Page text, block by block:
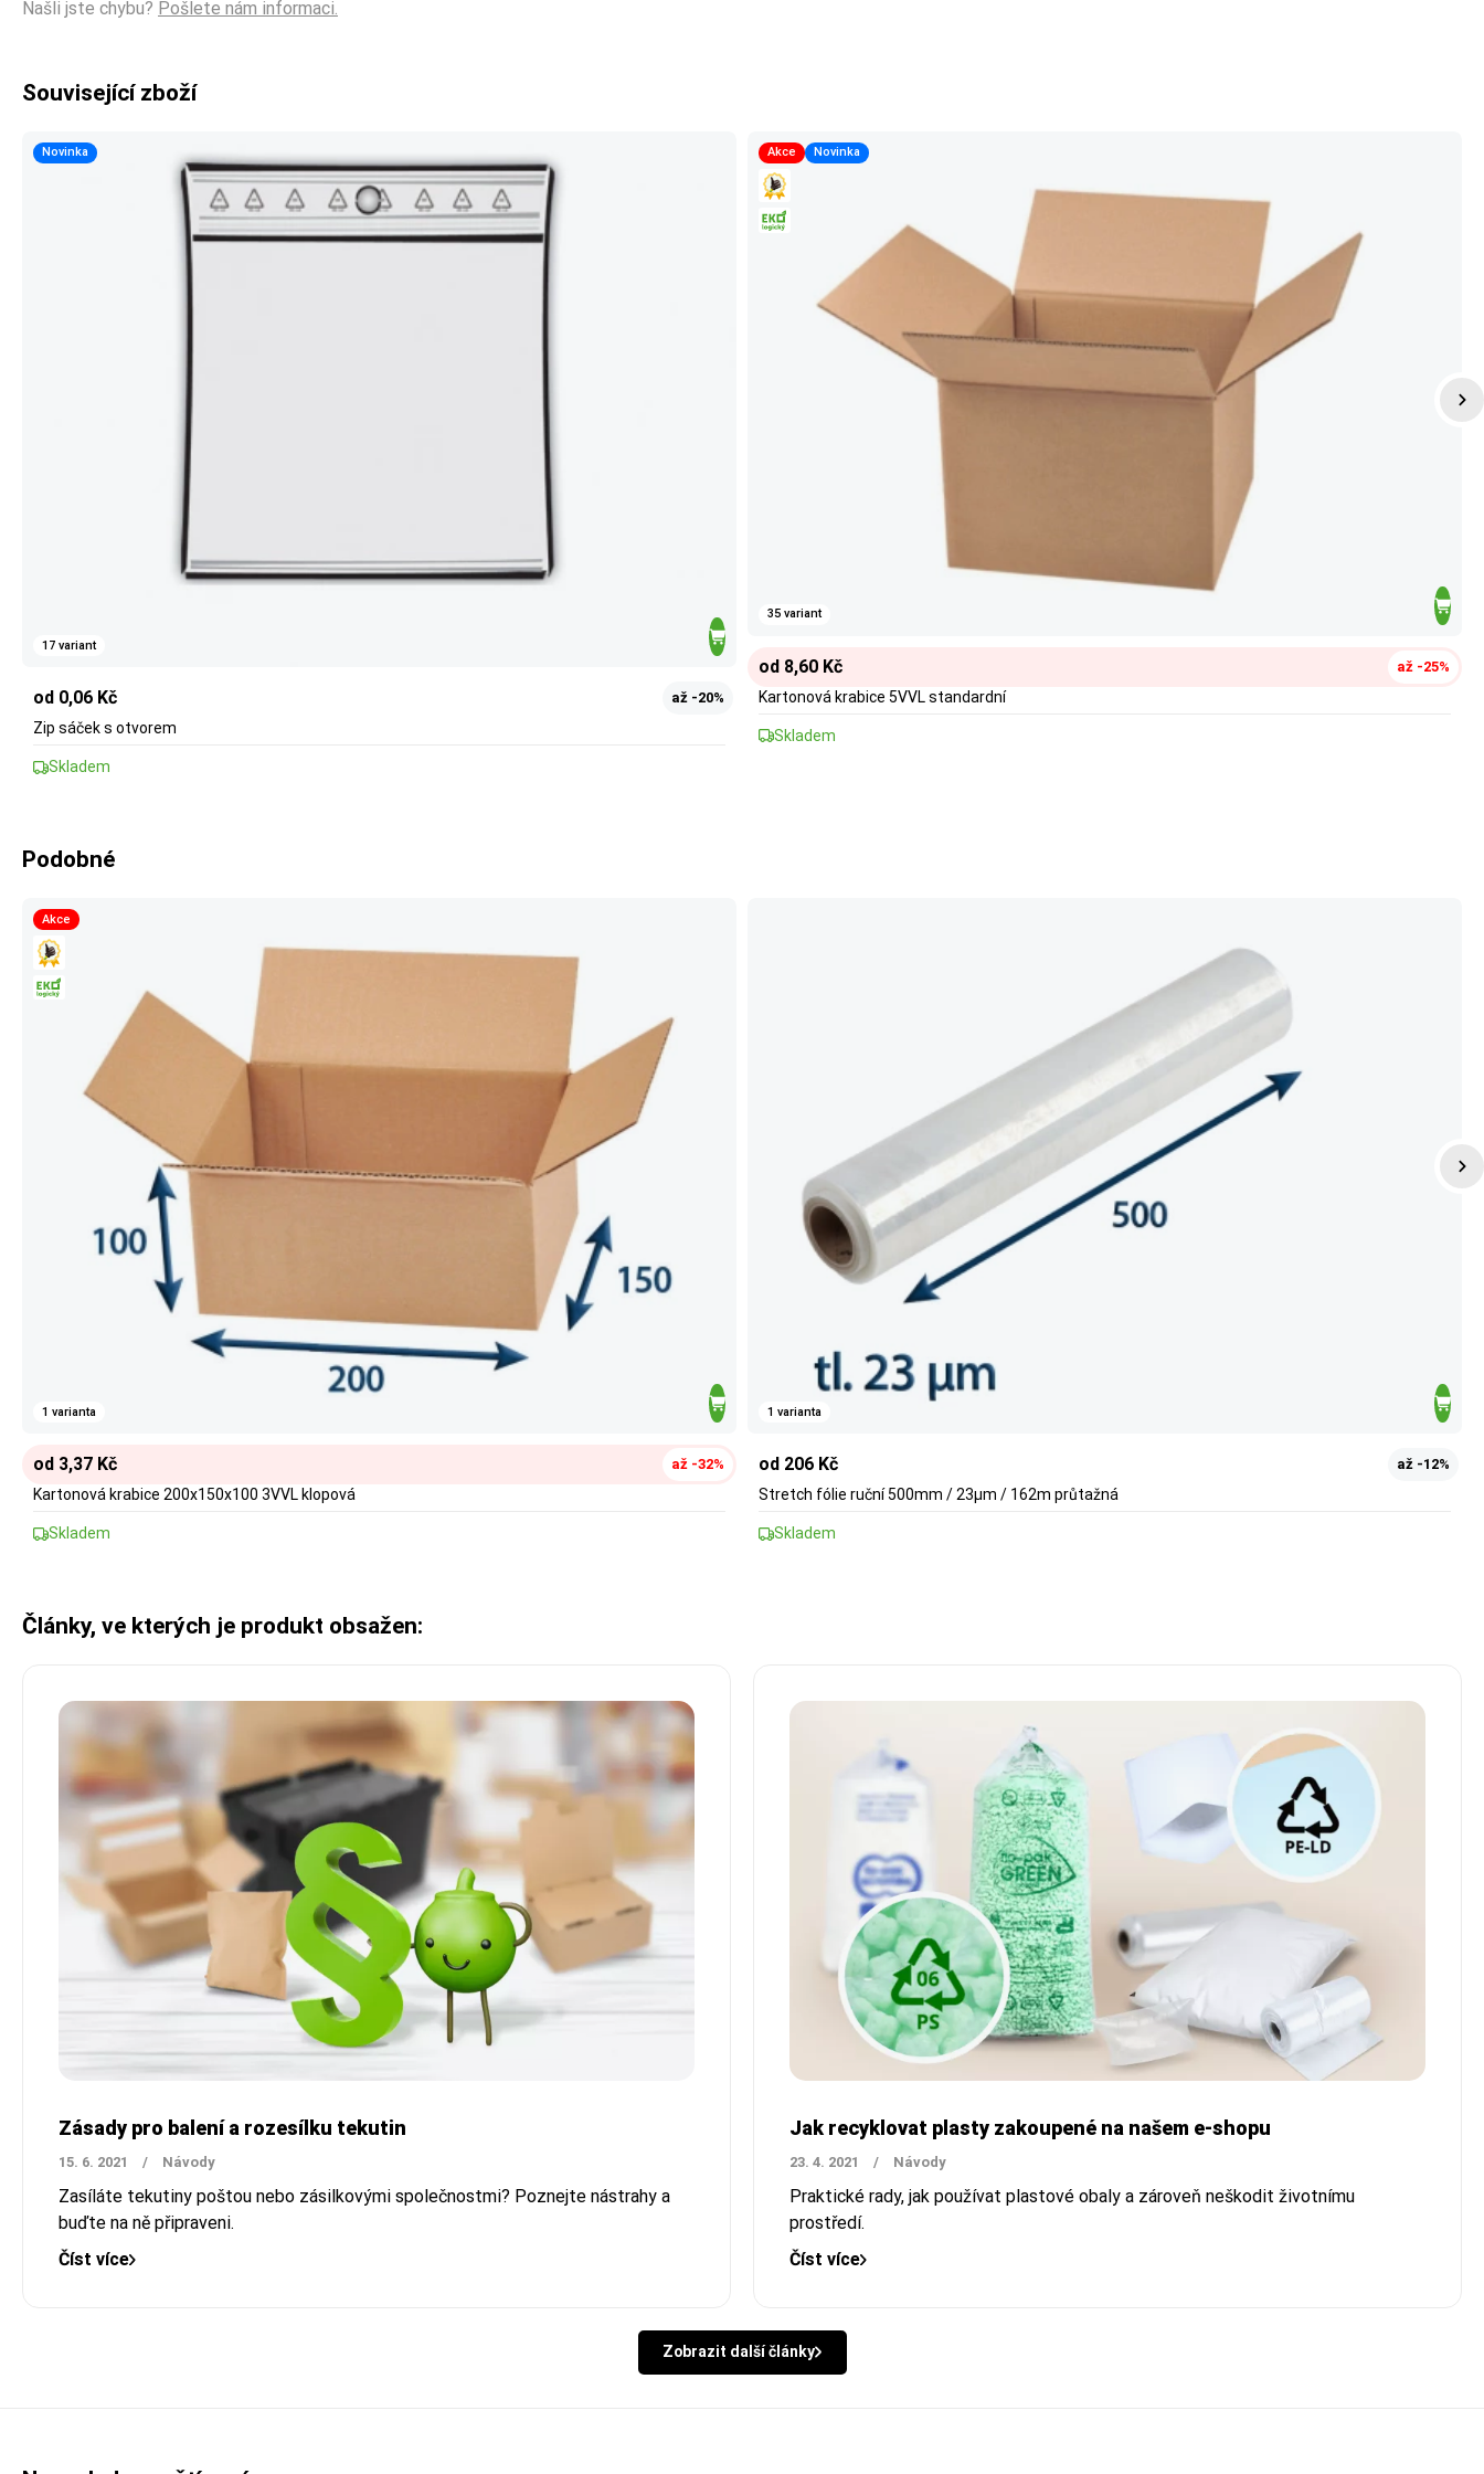
Našli jste chybu? Pošlete nám informaci.
Související zboží
Novinka
17 variant
od 0,06 Kč až -20%
Zip sáček s otvorem
Skladem
Akce Novinka
35 variant
od 8,60 Kč až -25%
Kartonová krabice 5VVL standardní
Skladem
Podobné
Akce
1 varianta
od 3,37 Kč až -32%
Kartonová krabice 200x150x100 3VVL klopová
Skladem
1 varianta
od 206 Kč až -12%
Stretch fólie ruční 500mm / 23µm / 162m průtažná
Skladem
Články, ve kterých je produkt obsažen:
Zásady pro balení a rozesílku tekutin
15. 6. 2021 / Návody
Zasíláte tekutiny poštou nebo zásilkovými společnostmi? Poznejte nástrahy a
buďte na ně připraveni.
Číst více
Jak recyklovat plasty zakoupené na našem e-shopu
23. 4. 2021 / Návody
Praktické rady, jak používat plastové obaly a zároveň neškodit životnímu
prostředí.
Číst více
Zobrazit další články